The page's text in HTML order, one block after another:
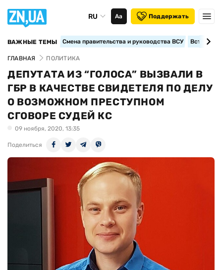
RU Аа Поддержать
ВАЖНЫЕ ТЕМЫ Смена правительства и руководства ВСУ
ГЛАВНАЯ ПОЛИТИКА
ДЕПУТАТА ИЗ “ГОЛОСА” ВЫЗВАЛИ В
ГБР В КАЧЕСТВЕ СВИДЕТЕЛЯ ПО ДЕЛУ
О ВОЗМОЖНОМ ПРЕСТУПНОМ
СГОВОРЕ СУДЕЙ КС
09 ноября, 2020, 13:35
Поделиться